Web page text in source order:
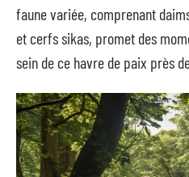
faune variée, comprenant
et cerfs sikas, promet des
sein de ce havre de paix près